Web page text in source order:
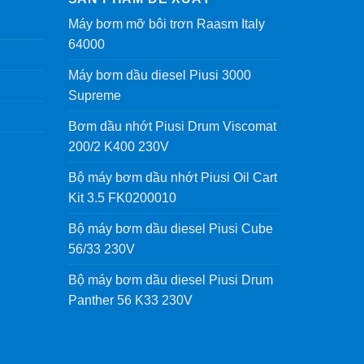
Máy bơm mỡ bôi trơn Raasm Italy
64000
Máy bơm dầu diesel Piusi 3000
Supreme
Bơm dầu nhớt Piusi Drum Viscomat
200/2 K400 230V
Bộ máy bơm dầu nhớt Piusi Oil Cart
Kit 3.5 FK0200010
Bộ máy bơm dầu diesel Piusi Cube
56/33 230V
Bộ máy bơm dầu diesel Piusi Drum
Panther 56 K33 230V